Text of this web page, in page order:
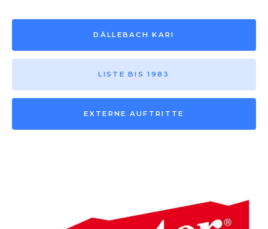
DÄLLEBACH KARI
LISTE BIS 1983
EXTERNE AUFTRITTE